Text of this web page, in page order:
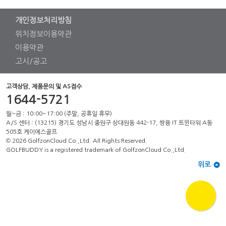
개인정보처리방침
위치정보이용약관
이용약관
고시/공고
고객상담, 제품문의 및 AS접수
1644-5721
월~금 : 10:00~17:00 (주말, 공휴일 휴무)
A/S 센터 : (13215) 경기도 성남시 중원구 상대원동 442-17, 쌍용 IT 트윈타워 A동
505호 케이에스골프
© 2026 GolfzonCloud Co.,Ltd. All Rights Reserved.
GOLFBUDDY is a registered trademark of GolfzonCloud Co.,Ltd.
위로